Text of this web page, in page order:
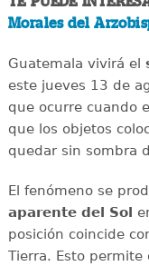
Morales del
Guatemala vivirá el
este jueves 13 de
que ocurre cuando
que los objetos
quedar sin sombra
El fenómeno se
aparente del Sol
posición coincide
Tierra. Esto